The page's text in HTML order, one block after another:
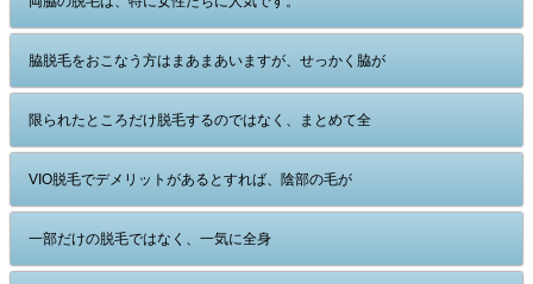
脇脱毛をおこなう方はまあまあいますが、せっかく脇が
限られたところだけ脱毛するのではなく、まとめて全
VIO脱毛でデメリットがあるとすれば、陰部の毛が
一部だけの脱毛ではなく、一気に全身